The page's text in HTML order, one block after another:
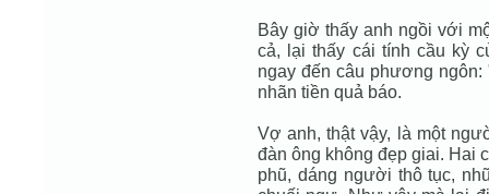
Bây giờ thấy anh ngồi với
cả, lại thấy cái tính cầu kỳ
ngay đến câu phương
nhãn tiền quả báo.
Vợ anh, thật vậy, là một
đàn ông không đẹp giai. Hai
phũ, dáng người thô tục,